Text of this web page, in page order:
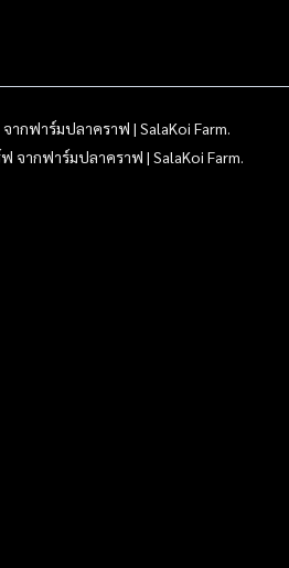
กฟาร์มปลาคราฟ | SalaKoi Farm.
จากฟาร์มปลาคราฟ | SalaKoi Farm.